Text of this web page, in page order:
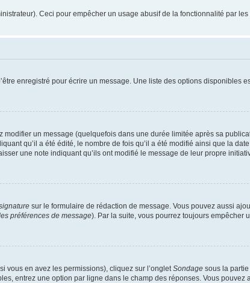
Ceci pour empêcher un usage abusif de la fonctionnalité par les
enregistré pour écrire un message. Une liste des options disponibles
un message (quelquefois dans une durée limitée après sa
qu’il a été édité, le nombre de fois qu’il a été modifié ainsi que la
une note indiquant qu’ils ont modifié le message de leur propre
sur le formulaire de rédaction de message. Vous pouvez aussi
préférences de message). Par la suite, vous pourrez toujours empêcher
vous en avez les permissions), cliquez sur l’ongletSondage sous la
entrez une option par ligne dans le champ des réponses. Vous pouvez